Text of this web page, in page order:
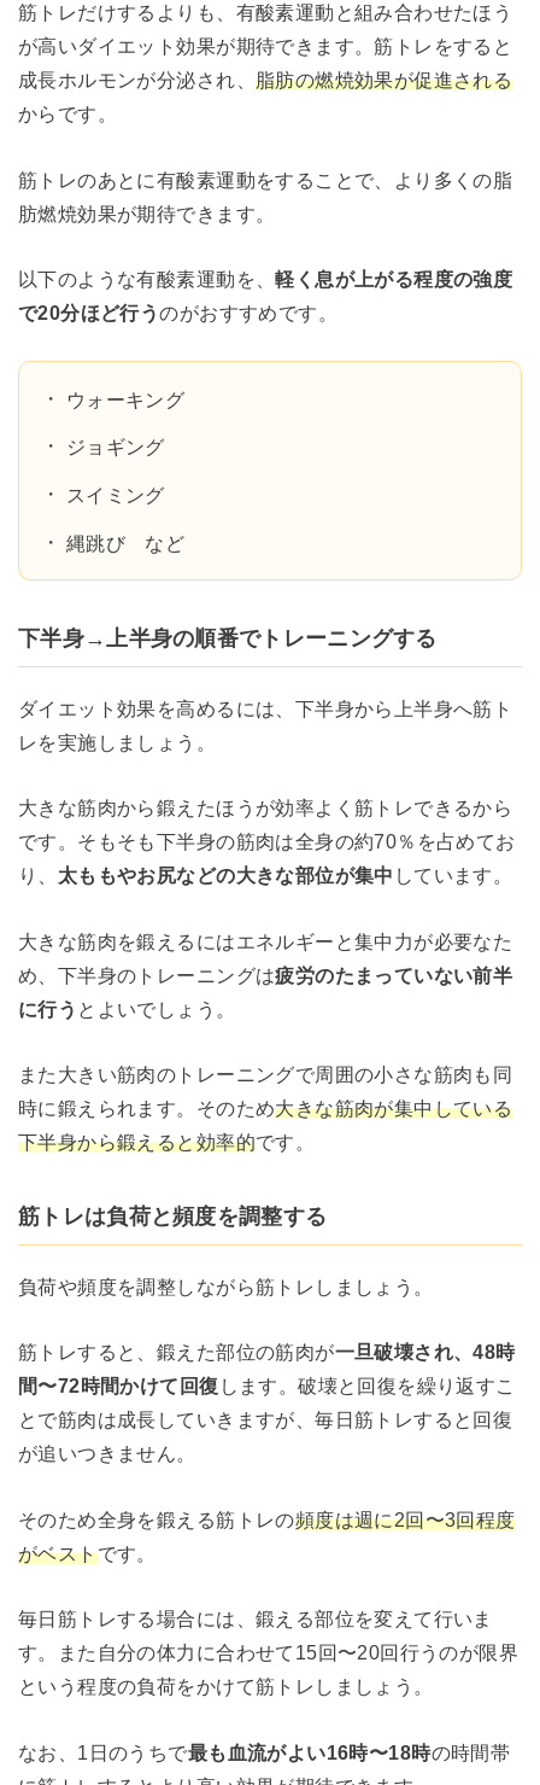
筋トレだけするよりも、有酸素運動と組み合わせたほう
が高いダイエット効果が期待できます。筋トレをすると
成長ホルモンが分泌され、 脂肪の燃焼効果が促進される
からです。
筋トレのあとに有酸素運動をすることで、より多くの脂
肪燃焼効果が期待できます。
以下のような有酸素運動を、軽く息が上がる程度の強度
で20分ほど行うのがおすすめです。
ウォーキング
ジョギング
スイミング
縄跳び など
下半身→上半身の順番でトレーニングする
ダイエット効果を高めるには、下半身から上半身へ筋ト
レを実施しましょう。
大きな筋肉から鍛えたほうが効率よく筋トレできるから
です。そもそも下半身の筋肉は全身の約70％を占めてお
り、 太ももやお尻などの大きな部位が集中 しています。
大きな筋肉を鍛えるにはエネルギーと集中力が必要なた
め、下半身のトレーニングは疲労のたまっていない前半
に行う とよいでしょう。
また大きい筋肉のトレーニングで周囲の小さな筋肉も同
時に鍛えられます。そのため大きな筋肉が集中している
下半身から鍛えると効率的です。
筋トレは負荷と頻度を調整する
負荷や頻度を調整しながら筋トレしましょう。
筋トレすると、鍛えた部位の筋肉が一旦破壊され、48時
間〜72時間かけて回復 します。破壊と回復を繰り返すこ
とで筋肉は成長していきますが、毎日筋トレすると回復
が追いつきません。
そのため全身を鍛える筋トレの頻度は週に2回〜3回程度
がベストです。
毎日筋トレする場合には、鍛える部位を変えて行いま
す。また自分の体力に合わせて15回〜20回行うのが限界
という程度の負荷をかけて筋トレしましょう。
なお、1日のうちで最も血流がよい16時〜18時の時間帯